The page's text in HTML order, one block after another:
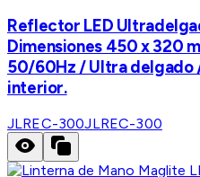
Reflector LED
Dimensiones 450 x 320
50/60Hz / Ultra delgado
interior.
JLREC-300JLREC-300